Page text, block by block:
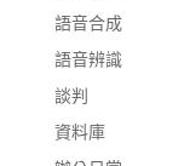
語音合成
語音辨識
談判
資料庫